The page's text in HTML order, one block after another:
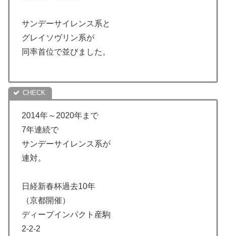
サンデーサイレンス系と
グレイソヴリン系が
同率首位で並びました。
2014年～2020年まで
7年連続で
サンデーサイレンス系が
連対。
日経新春杯過去10年
（京都開催）
ディープインパクト産駒
2-2-2